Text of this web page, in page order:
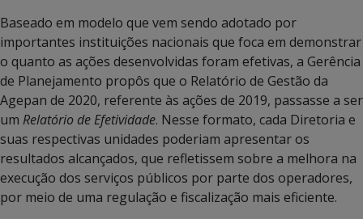
Baseado em modelo que vem sendo adotado por
importantes instituições nacionais que foca em demonstrar
o quanto as ações desenvolvidas foram efetivas, a Gerência
de Planejamento propôs que o Relatório de Gestão da
Agepan de 2020, referente às ações de 2019, passasse a ser
um Relatório de Efetividade. Nesse formato, cada Diretoria e
suas respectivas unidades poderiam apresentar os
resultados alcançados, que refletissem sobre a melhora na
execução dos serviços públicos por parte dos operadores,
por meio de uma regulação e fiscalização mais eficiente.